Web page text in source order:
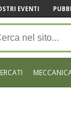
EVENTI